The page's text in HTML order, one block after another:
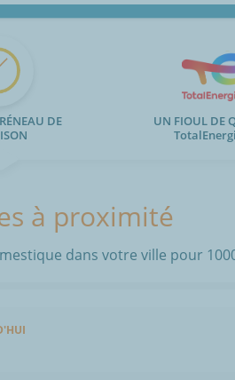
DE
UN FIOUL DE
à proximité
dans votre ville pour